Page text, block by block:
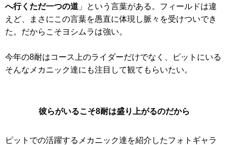
へ行くただ一つの道 」という言葉がある。フィールドは違
えど、まさにこの言葉を愚直に体現し脈々を受けついでき
た。だからこそヨシムラは強い。
今年の8耐はコース上のライダーだけでなく、ピットにいる
そんなメカニック達にも注目して観てもらいたい。
彼らがいるこそ8耐は盛り上がるのだから
ピットでの活躍するメカニック達を紹介したフォトギャラ